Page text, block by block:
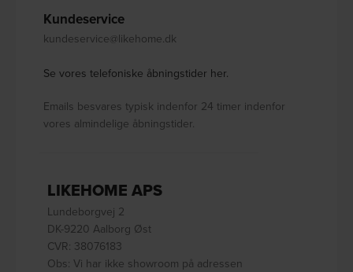
Kundeservice
kundeservice@likehome.dk
Se vores telefoniske åbningstider her.
Emails besvares typisk indenfor 24 timer indenfor
vores almindelige åbningstider.
LIKEHOME APS
Lundeborgvej 2
DK-9220 Aalborg Øst
CVR: 38076183
Obs: Vi har ikke showroom på adressen